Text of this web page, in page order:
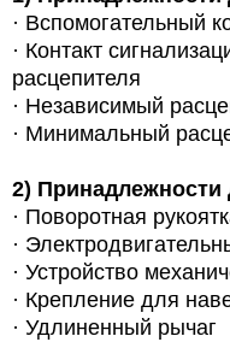
· Вспомогательный
· Контакт
расцепителя
· Независимый
· Минимальный
2) Принадлежности
· Поворотная
·
· Устройство
· Крепление для
· Удлиненный рычаг